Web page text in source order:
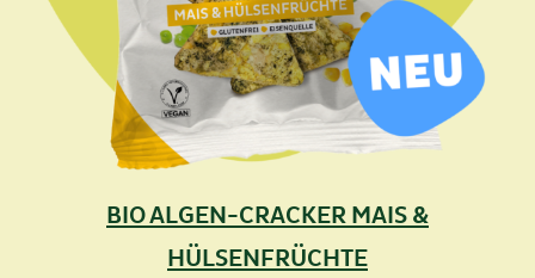
BIO ALGEN-CRACKER MAIS &
HÜLSENFRÜCHTE